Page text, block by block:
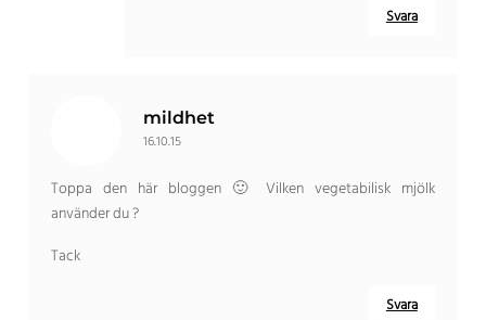
Svara
mildhet
16.10.15
Toppa den här bloggen 🙂 Vilken vegetabilisk mjölk
använder du ?
Tack
Svara